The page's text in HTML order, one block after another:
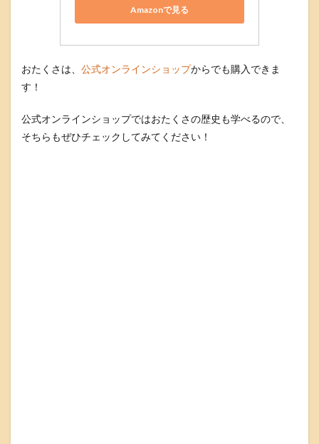
Amazonで見る
おたくさは、 公式オンラインショップからでも購入できま
す！
公式オンラインショップではおたくさの歴史も学べるので、
そちらもぜひチェックしてみてください！